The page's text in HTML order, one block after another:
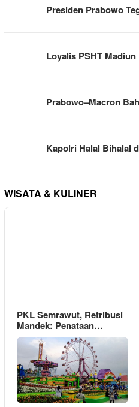
Presiden Prabowo
Loyalis PSHT
Prabowo–Macron
Kapolri Halal Bihalal
WISATA & KULINER
PKL Semrawut, Retribusi
Mandek: Penataan…